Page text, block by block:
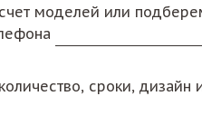
моделей или
сроки, дизайн